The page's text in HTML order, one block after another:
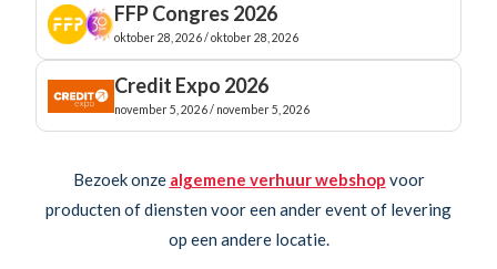
FFP Congres 2026
oktober 28, 2026 / oktober 28, 2026
Credit Expo 2026
november 5, 2026 / november 5, 2026
Bezoek onze algemene verhuur webshop voor
producten of diensten voor een ander event of levering
op een andere locatie.